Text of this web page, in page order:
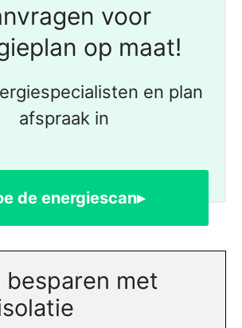
voor
op maat!
en plan
afspraak in
de energiescan▸
besparen met